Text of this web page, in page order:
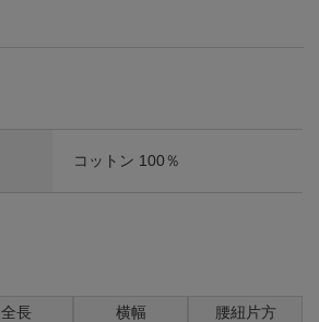
コットン 100％
全長 横幅
腰紐片方